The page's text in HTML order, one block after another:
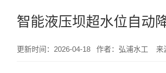
智能液压坝超水位自动
更新时间：2026-04-18 作者：弘浦水工 来